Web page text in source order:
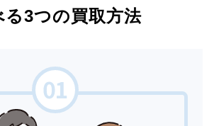
る3つの買取方法